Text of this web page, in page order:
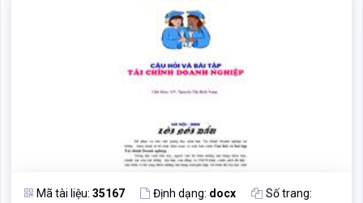
Mã tài liệu: 35167 Định dạng: docx
Số trang: